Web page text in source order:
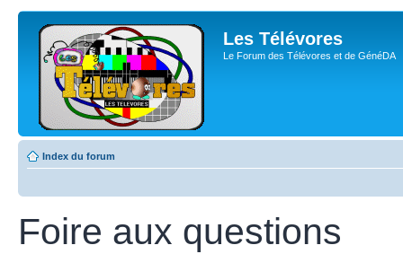
Les Télévores
Le Forum des Télévores et de GénéDA
Index du forum
Foire aux questions